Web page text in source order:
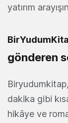
yatırım
gönderen
dakika gibi
hikâye ve